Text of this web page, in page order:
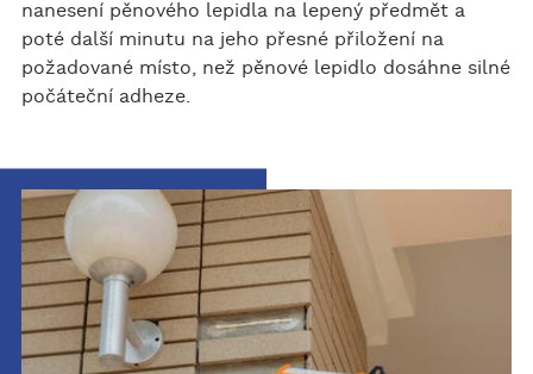
nanesení pěnového lepidla na lepený předmět a
poté další minutu na jeho přesné přiložení na
požadované místo, než pěnové lepidlo dosáhne silné
počáteční adheze.